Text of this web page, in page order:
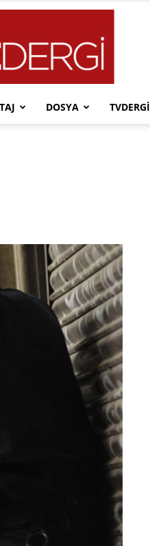
DOSYA TVDERGI